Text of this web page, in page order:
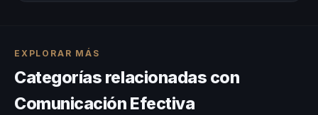
EXPLORAR MÁS
Categorías relacionadas con
Comunicación Efectiva